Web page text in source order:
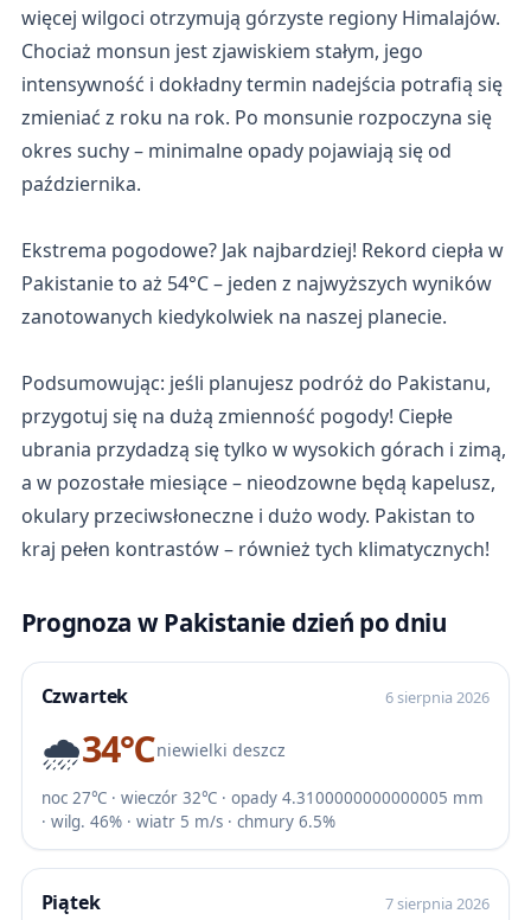
więcej wilgoci otrzymują górzyste regiony Himalajów.
Chociaż monsun jest zjawiskiem stałym, jego
intensywność i dokładny termin nadejścia potrafią się
zmieniać z roku na rok. Po monsunie rozpoczyna się
okres suchy – minimalne opady pojawiają się od
października.
Ekstrema pogodowe? Jak najbardziej! Rekord ciepła w
Pakistanie to aż 54°C – jeden z najwyższych wyników
zanotowanych kiedykolwiek na naszej planecie.
Podsumowując: jeśli planujesz podróż do Pakistanu,
przygotuj się na dużą zmienność pogody! Ciepłe
ubrania przydadzą się tylko w wysokich górach i zimą,
a w pozostałe miesiące – nieodzowne będą kapelusz,
okulary przeciwsłoneczne i dużo wody. Pakistan to
kraj pełen kontrastów – również tych klimatycznych!
Prognoza w Pakistanie dzień po dniu
Czwartek 6 sierpnia 2026
🌧️34℃niewielki deszcz
noc 27℃ · wieczór 32℃ · opady 4.3100000000000005 mm
· wilg. 46% · wiatr 5 m/s · chmury 6.5%
Piątek 7 sierpnia 2026